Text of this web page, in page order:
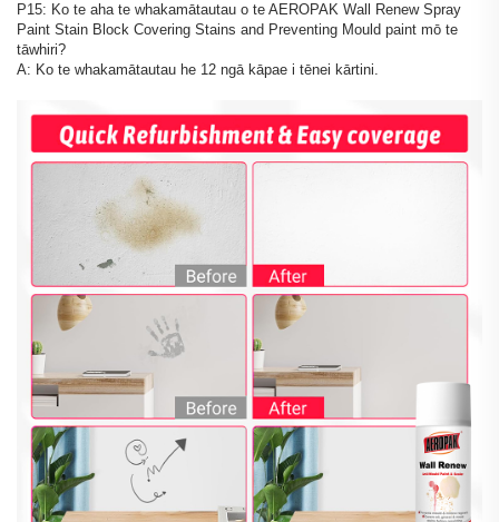
P15: Ko te aha te whakamātautau o te AEROPAK Wall Renew Spray
Paint Stain Block Covering Stains and Preventing Mould paint mō te
tāwhiri?
A: Ko te whakamātautau he 12 ngā kāpae i tēnei kārtini.